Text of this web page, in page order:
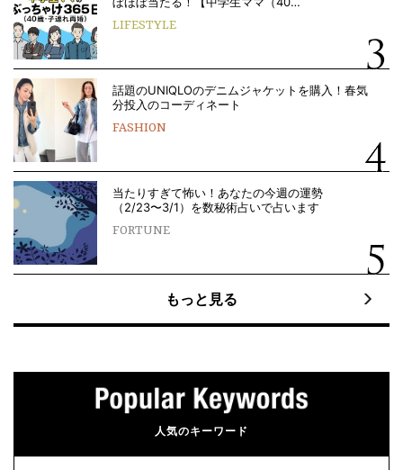
LIFESTYLE
話題のUNIQLOのデニムジャケットを購入！春気
分投入のコーディネート
FASHION
当たりすぎて怖い！あなたの今週の運勢
（2/23〜3/1）を数秘術占いで占います
FORTUNE
もっと見る
人気のキーワード